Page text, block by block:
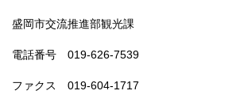
盛岡市交流推進部観光課
電話番号 019-626-7539
ファクス 019-604-1717